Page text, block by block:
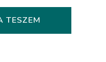
TESZEM